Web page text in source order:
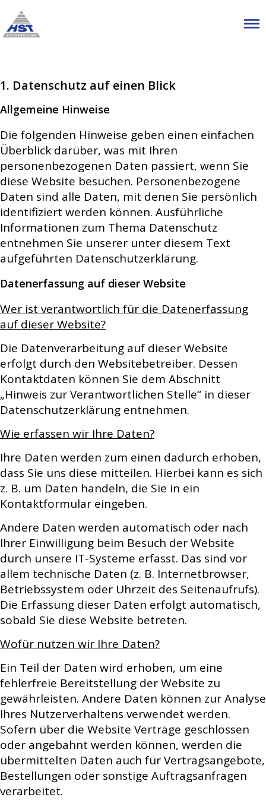
Menü überspringen
Datenschutzhinweis
1. Datenschutz auf einen Blick
Allgemeine Hinweise
Die folgenden Hinweise geben einen einfachen
Überblick darüber, was mit Ihren
personenbezogenen Daten passiert, wenn Sie
diese Website besuchen. Personenbezogene
Daten sind alle Daten, mit denen Sie persönlich
identifiziert werden können. Ausführliche
Informationen zum Thema Datenschutz
entnehmen Sie unserer unter diesem Text
aufgeführten Datenschutzerklärung.
Datenerfassung auf dieser Website
Wer ist verantwortlich für die Datenerfassung
auf dieser Website?
Die Datenverarbeitung auf dieser Website
erfolgt durch den Websitebetreiber. Dessen
Kontaktdaten können Sie dem Abschnitt
„Hinweis zur Verantwortlichen Stelle“ in dieser
Datenschutzerklärung entnehmen.
Wie erfassen wir Ihre Daten?
Ihre Daten werden zum einen dadurch erhoben,
dass Sie uns diese mitteilen. Hierbei kann es sich
z. B. um Daten handeln, die Sie in ein
Kontaktformular eingeben.
Andere Daten werden automatisch oder nach
Ihrer Einwilligung beim Besuch der Website
durch unsere IT-Systeme erfasst. Das sind vor
allem technische Daten (z. B. Internetbrowser,
Betriebssystem oder Uhrzeit des Seitenaufrufs).
Die Erfassung dieser Daten erfolgt automatisch,
sobald Sie diese Website betreten.
Wofür nutzen wir Ihre Daten?
Ein Teil der Daten wird erhoben, um eine
fehlerfreie Bereitstellung der Website zu
gewährleisten. Andere Daten können zur Analyse
Ihres Nutzerverhaltens verwendet werden.
Sofern über die Website Verträge geschlossen
oder angebahnt werden können, werden die
übermittelten Daten auch für Vertragsangebote,
Bestellungen oder sonstige Auftragsanfragen
verarbeitet.